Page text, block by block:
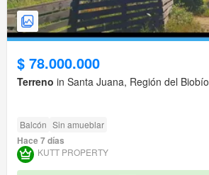
$ 78.000.000
Terreno in Santa Juana, Región del Biobío
Balcón Sin amueblar
Hace 7 días
KUTT PROPERTY